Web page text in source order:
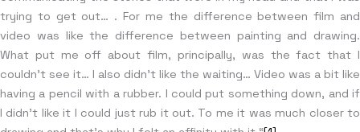
trying to get out… . For me the difference between film and
video was like the difference between painting and drawing.
What put me off about film, principally, was the fact that I
couldn’t see it… I also didn’t like the waiting… Video was a bit like
having a pencil with a rubber. I could put something down, and if
I didn’t like it I could just rub it out. To me it was much closer to